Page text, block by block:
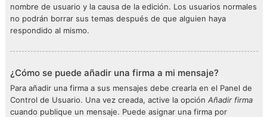
nombre de usuario y la causa de la edición. Los usuarios normales
no podrán borrar sus temas después de que alguien haya
respondido al mismo.
¿Cómo se puede añadir una firma a mi mensaje?
Para añadir una firma a sus mensajes debe crearla en el Panel de
Control de Usuario. Una vez creada, active la opción Añadir firma
cuando publique un mensaje. Puede asignar una firma por